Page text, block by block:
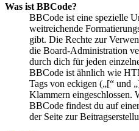
Was ist BBCode?
BBCode ist eine spezielle
weitreichende
gibt. Die Rechte zur
die Board-Administration
durch dich für jeden
BBCode ist ähnlich wie
Tags von eckigen („[“ und
Klammern eingeschlossen.
BBCode findest du auf
der Seite zur